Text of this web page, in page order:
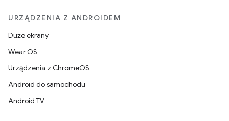
URZĄDZENIA Z ANDROIDEM
Duże ekrany
Wear OS
Urządzenia z ChromeOS
Android do samochodu
Android TV